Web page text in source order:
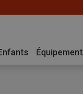
Équipement